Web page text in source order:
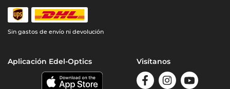
Sin gastos de envío ni devolución
Aplicación Edel-Optics Visítanos